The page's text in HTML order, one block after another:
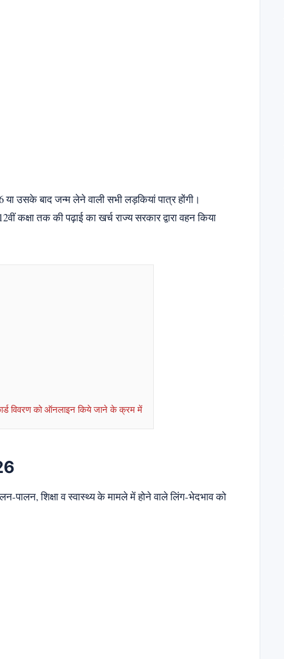
उसके बाद जन्म लेने वाली सभी लड़कियां पात्र होंगी।
तक की पढ़ाई का खर्च राज्य सरकार द्वारा वहन किया
विवरण को ऑनलाइन किये जाने के क्रम में
पालन, शिक्षा व स्वास्थ्य के मामले में होने वाले लिंग-भेदभाव को